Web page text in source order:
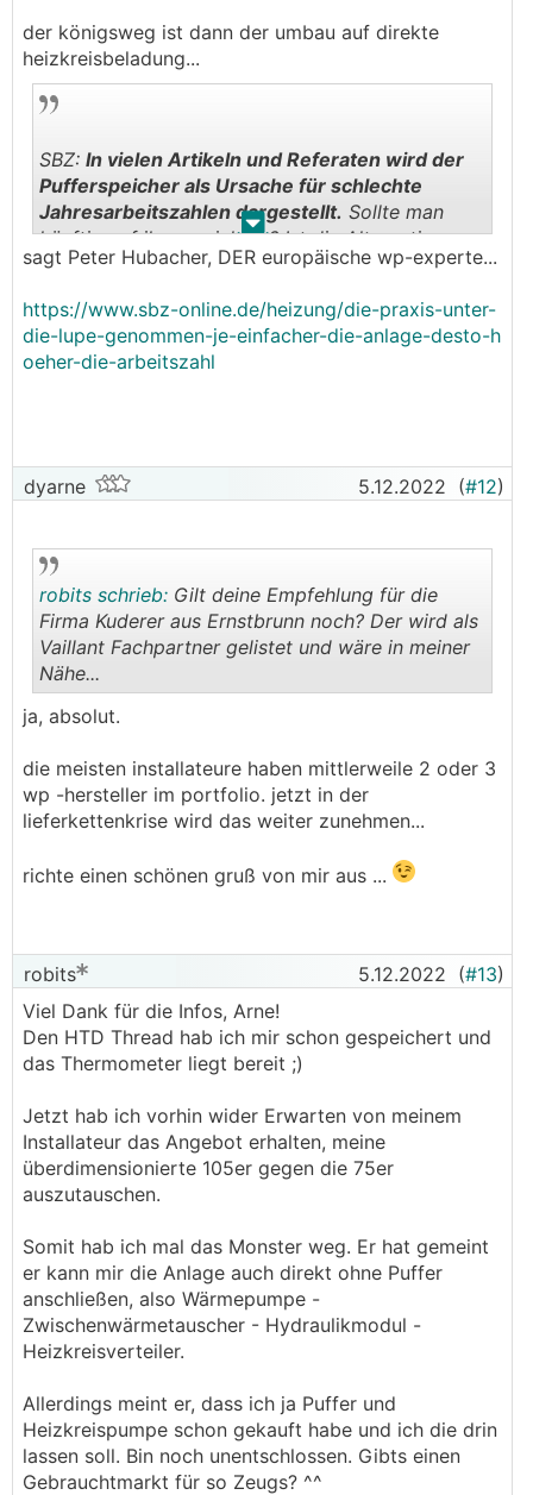
der königsweg ist dann der umbau auf direkte
heizkreisbeladung...
. .
SBZ: In vielen Artikeln und Referaten wird der
Pufferspeicher als Ursache für schlechte
Jahresarbeitszahlen dargestellt. Sollte man
künftig auf ihn verzichten? Ist die Alternative
zum Pufferspeicher die leistungsgeregelte
Hubacher:Sie können heute jede exakt
dimensionierte Wärmepumpe ohne Speicher
fahren, auch solche ohne Leistungsregelung
sagt Peter Hubacher, DER europäische wp-experte...
https://www.sbz-online.de/heizung/die-praxis-unter-
die-lupe-genommen-je-einfacher-die-anlage-desto-h
oeher-die-arbeitszahl
dyarne 5.12.2022 (#12)
..
robits schrieb: Gilt deine Empfehlung für die
Firma Kuderer aus Ernstbrunn noch? Der wird als
Vaillant Fachpartner gelistet und wäre in meiner
Nähe...
ja, absolut.
die meisten installateure haben mittlerweile 2 oder 3
wp -hersteller im portfolio. jetzt in der
lieferkettenkrise wird das weiter zunehmen...
richte einen schönen gruß von mir aus ...
robits 5.12.2022 (#13)
Viel Dank für die Infos, Arne!
Den HTD Thread hab ich mir schon gespeichert und
das Thermometer liegt bereit ;)
Jetzt hab ich vorhin wider Erwarten von meinem
Installateur das Angebot erhalten, meine
überdimensionierte 105er gegen die 75er
auszutauschen.
Somit hab ich mal das Monster weg. Er hat gemeint
er kann mir die Anlage auch direkt ohne Puffer
anschließen, also Wärmepumpe -
Zwischenwärmetauscher - Hydraulikmodul -
Heizkreisverteiler.
Allerdings meint er, dass ich ja Puffer und
Heizkreispumpe schon gekauft habe und ich die drin
lassen soll. Bin noch unentschlossen. Gibts einen
Gebrauchtmarkt für so Zeugs? ^^